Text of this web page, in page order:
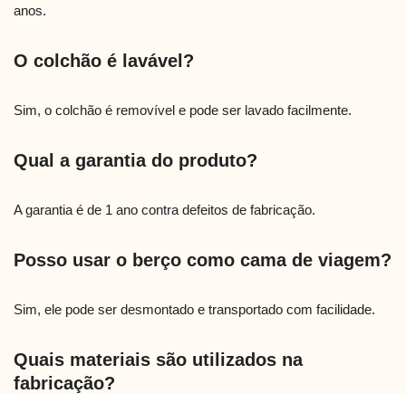
anos.
O colchão é lavável?
Sim, o colchão é removível e pode ser lavado facilmente.
Qual a garantia do produto?
A garantia é de 1 ano contra defeitos de fabricação.
Posso usar o berço como cama de viagem?
Sim, ele pode ser desmontado e transportado com facilidade.
Quais materiais são utilizados na
fabricação?